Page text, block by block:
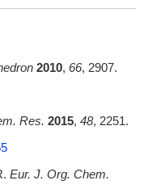
2010, 66, 2907.
Res. 2015, 48, 2251.
Eur. J. Org. Chem.